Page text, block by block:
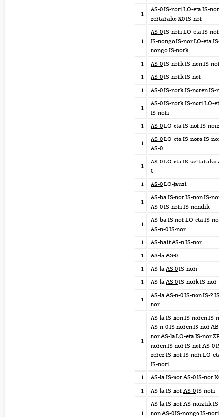
1
AS-0IS-nori LO-eta IS-
zertarako X0 IS-nor
1
AS-0IS-nori LO-eta IS-
IS-nongo IS-nor LO-eta
nongo IS-nork
1
AS-0IS-nork IS-non IS-
1
AS-0IS-nork IS-nor
1
AS-0IS-nork IS-noren IS-
1
AS-0IS-nork IS-nori LO-
IS-nori
1
AS-0LO-eta IS-nor IS-noiz
1
AS-0LO-eta IS-nora IS-
AS-0
1
AS-0LO-eta IS-zertarako
0
1
AS-0LO-jauzi
1
AS-ba IS-nor IS-non IS-
AS-0IS-nori IS-nondik
1
AS-ba IS-nor LO-eta IS-
AS-n-0IS-nor
1
AS-baitAS-nIS-nor
1
AS-laAS-0
1
AS-laAS-0IS-nori
1
AS-laAS-0IS-nork IS-nor
1
AS-laAS-n-0IS-non IS-?
nor
1
AS-la IS-non IS-noren IS-
AS-n-0 IS-noren IS-nor
nor AS-la LO-eta IS-nor
noren IS-nor IS-norAS-0
zerez IS-nor IS-nori LO-
IS-nori
1
AS-la IS-norAS-0IS-nor
1
AS-la IS-norAS-0IS-nori
1
AS-la IS-nor AS-noiztik
nonAS-0IS-nongo IS-nori